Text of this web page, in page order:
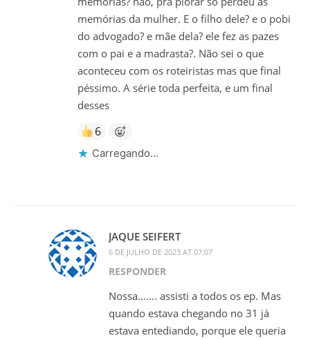
memórias da mulher. E o filho dele? e o pobi
do advogado? e mãe dela? ele fez as pazes
com o pai e a madrasta?. Não sei o que
aconteceu com os roteiristas mas que final
péssimo. A série toda perfeita, e um final
desses
6
Carregando...
JAQUE SEIFERT
6 DE JULHO DE 2023 AT 07:07
RESPONDER
Nossa……. assisti a todos os ep. Mas
quando estava chegando no 31 já
estava entediando, porque ele queria